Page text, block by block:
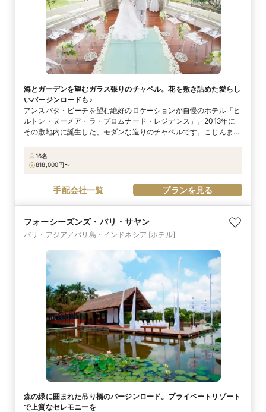
海とガーデンを望むガラス張りのチャペル。花を敷き詰めた愛らし
いバージンロードも♪
アンスバタ・ビーチを望む絶好のロケーションが自慢のホテル「ヒ
ルトン・ヌーメア・ラ・プロムナード・レジデンス」。2013年に
その敷地内に誕生した、モダンな造りのチャペルです。こじんまり
ブルーに光るニューカレドニアの海と青々とした芝生のガーデンが
広がります。 見事な景観以外にも花嫁を魅了するのが、ガラス製
ンの花々が、ふたりのロマンティックな気分を盛り上げてくれるは
16名
818,000円〜
手配会社一覧 プランを見る
フォーシーズンズ・バリ・サヤン
バリ・アジア／バリ島・インドネシア [ホテル]
森の緑に囲まれた吊り橋のバージンロード。プライベートリゾート
で上質なセレモニーを